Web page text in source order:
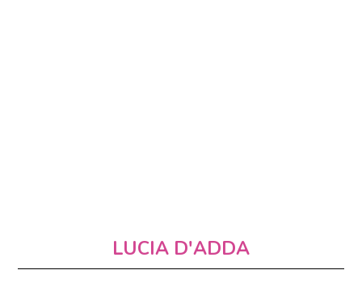
LUCIA D'ADDA